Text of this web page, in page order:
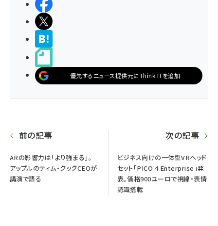
優先するニュース提供元にThink ITを追加
前の記事
ARの影響力は「より強まる」。
アップルのティム・クックCEOが
講演で語る
次の記事
ビジネス向けの一体型VRヘッド
セット「PICO 4 Enterprise」発
表。価格900ユーロで視線・表情
認識搭載